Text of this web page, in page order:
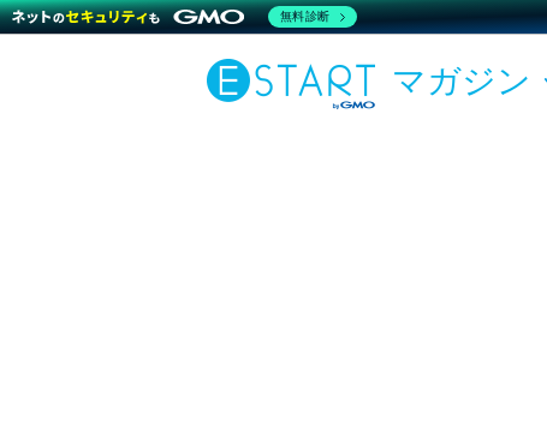
マガジン
無料診断